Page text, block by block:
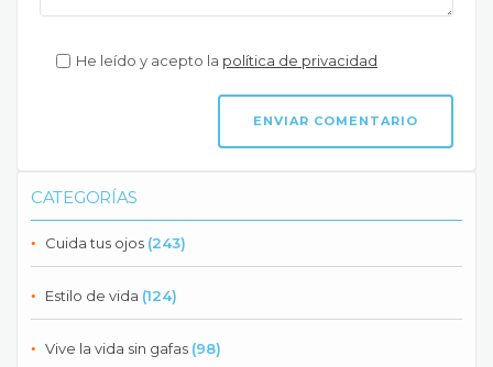
He leído y acepto la política de privacidad
CATEGORÍAS
Cuida tus ojos (243)
Estilo de vida (124)
Vive la vida sin gafas (98)